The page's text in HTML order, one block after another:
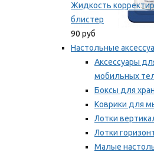
Жидкость
блистер
90 руб
Настольные
Аксессуары
мобильных
Боксы для
Коврики для
Лотки
Лотки
Малые